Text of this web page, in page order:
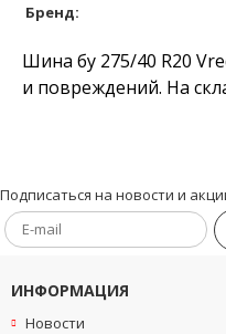
Бренд:
Шина бу 275/40 R20
и повреждений. На
Подписаться на новости и
ИНФОРМАЦИЯ
Новости